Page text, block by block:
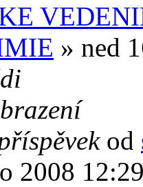
» ned
od
2008